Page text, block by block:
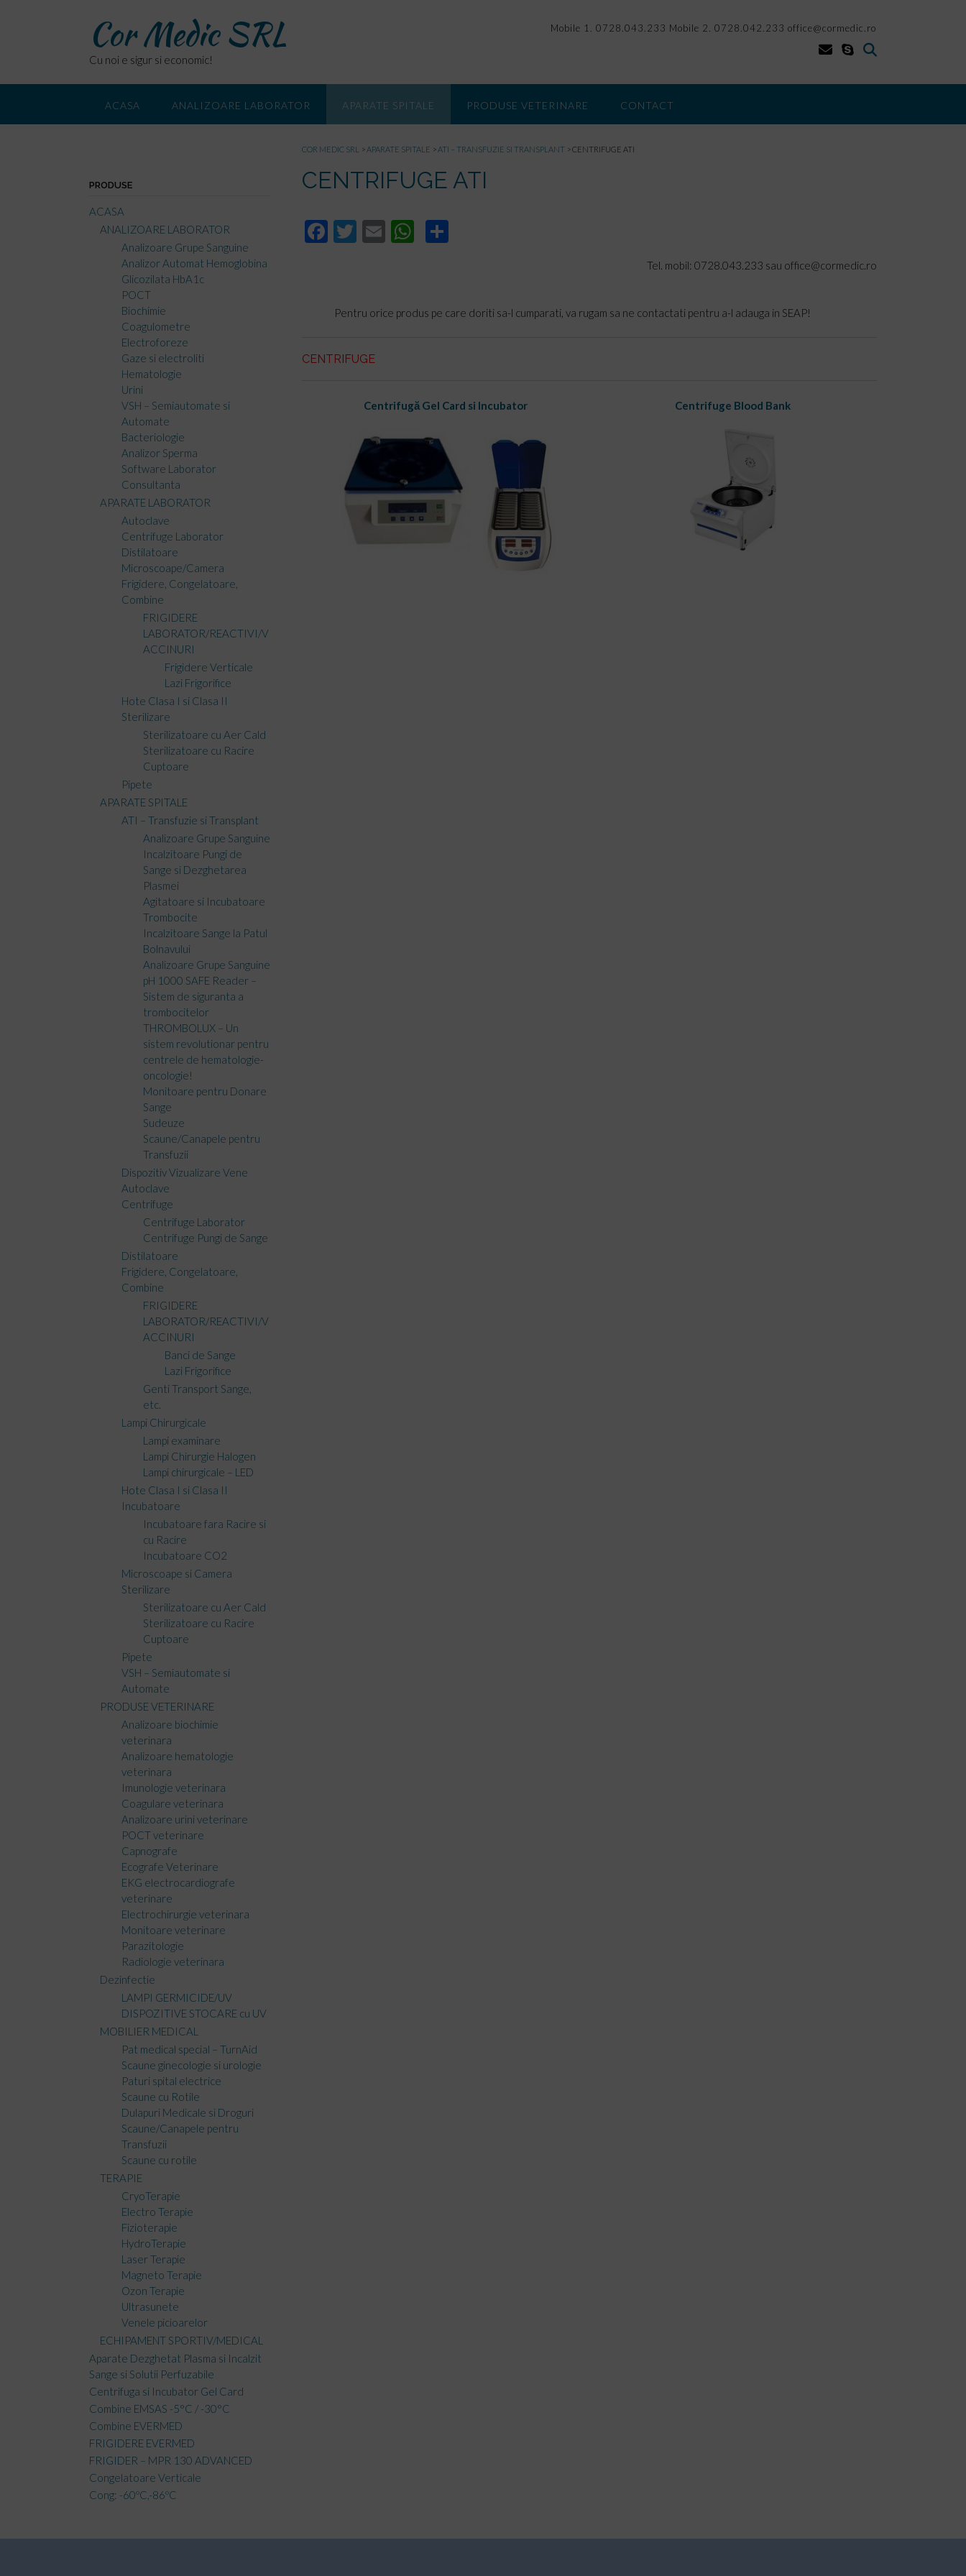
Cor Medic SRL
Cu noi e sigur si economic!
Mobile 1. 0728.043.233 Mobile 2. 0728.042.233 office@cormedic.ro
ACASA ANALIZOARE LABORATOR APARATE SPITALE PRODUSE VETERINARE CONTACT
COR MEDIC SRL >APARATE SPITALE >ATI – TRANSFUZIE SI TRANSPLANT >CENTRIFUGE ATI
PRODUSE
ACASA
ANALIZOARE LABORATOR
Analizoare Grupe Sanguine
Analizor Automat Hemoglobina
Glicozilata HbA1c
POCT
Biochimie
Coagulometre
Electroforeze
Gaze si electroliti
Hematologie
Urini
VSH – Semiautomate si
Automate
Bacteriologie
Analizor Sperma
Software Laborator
Consultanta
APARATE LABORATOR
Autoclave
Centrifuge Laborator
Distilatoare
Microscoape/Camera
Frigidere, Congelatoare,
Combine
FRIGIDERE
LABORATOR/REACTIVI/V
ACCINURI
Frigidere Verticale
Lazi Frigorifice
Hote Clasa I si Clasa II
Sterilizare
Sterilizatoare cu Aer Cald
Sterilizatoare cu Racire
Cuptoare
Pipete
APARATE SPITALE
ATI – Transfuzie si Transplant
Analizoare Grupe Sanguine
Incalzitoare Pungi de
Sange si Dezghetarea
Plasmei
Agitatoare si Incubatoare
Trombocite
Incalzitoare Sange la Patul
Bolnavului
Analizoare Grupe Sanguine
pH 1000 SAFE Reader –
Sistem de siguranta a
trombocitelor
THROMBOLUX – Un
sistem revolutionar pentru
centrele de hematologie-
oncologie!
Monitoare pentru Donare
Sange
Sudeuze
Scaune/Canapele pentru
Transfuzii
Dispozitiv Vizualizare Vene
Autoclave
Centrifuge
Centrifuge Laborator
Centrifuge Pungi de Sange
Distilatoare
Frigidere, Congelatoare,
Combine
FRIGIDERE
LABORATOR/REACTIVI/V
ACCINURI
Banci de Sange
Lazi Frigorifice
Genti Transport Sange,
etc.
Lampi Chirurgicale
Lampi examinare
Lampi Chirurgie Halogen
Lampi chirurgicale – LED
Hote Clasa I si Clasa II
Incubatoare
Incubatoare fara Racire si
cu Racire
Incubatoare CO2
Microscoape si Camera
Sterilizare
Sterilizatoare cu Aer Cald
Sterilizatoare cu Racire
Cuptoare
Pipete
VSH – Semiautomate si
Automate
PRODUSE VETERINARE
Analizoare biochimie
veterinara
Analizoare hematologie
veterinara
Imunologie veterinara
Coagulare veterinara
Analizoare urini veterinare
POCT veterinare
Capnografe
Ecografe Veterinare
EKG electrocardiografe
veterinare
Electrochirurgie veterinara
Monitoare veterinare
Parazitologie
Radiologie veterinara
Dezinfectie
LAMPI GERMICIDE/UV
DISPOZITIVE STOCARE cu UV
MOBILIER MEDICAL
Pat medical special – TurnAid
Scaune ginecologie si urologie
Paturi spital electrice
Scaune cu Rotile
Dulapuri Medicale si Droguri
Scaune/Canapele pentru
Transfuzii
Scaune cu rotile
TERAPIE
CryoTerapie
Electro Terapie
Fizioterapie
HydroTerapie
Laser Terapie
Magneto Terapie
Ozon Terapie
Ultrasunete
Venele picioarelor
ECHIPAMENT SPORTIV/MEDICAL
Aparate Dezghetat Plasma si Incalzit
Sange si Solutii Perfuzabile
Centrifuga si Incubator Gel Card
Combine EMSAS -5°C / -30°C
Combine EVERMED
FRIGIDERE EVERMED
FRIGIDER – MPR 130 ADVANCED
Congelatoare Verticale
Cong: -60ºC,-86ºC
CENTRIFUGE ATI
F
o
k
T E W
A
P
az
Tel. mobil: 0728.043.233 sau office@cormedic.ro
Pentru orice produs pe care doriti sa-l cumparati, va rugam sa ne contactati pentru a-l adauga in SEAP!
CENTRIFUGE
Centrifugă Gel Card si Incubator Centrifuge Blood Bank